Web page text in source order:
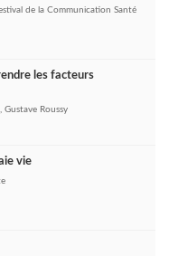
de la Communication Santé
les facteurs
Gustave Roussy
vie